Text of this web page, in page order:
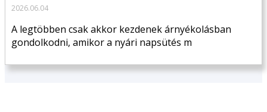
2026.06.04
A legtöbben csak akkor kezdenek árnyékolásban
gondolkodni, amikor a nyári napsütés m